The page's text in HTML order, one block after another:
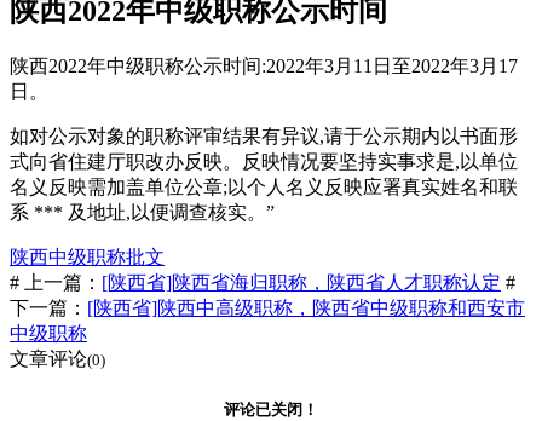
陕西2022年中级职称公示时间
陕西2022年中级职称公示时间:2022年3月11日至2022年3月17
日。
如对公示对象的职称评审结果有异议,请于公示期内以书面形
式向省住建厅职改办反映。反映情况要坚持实事求是,以单位
名义反映需加盖单位公章;以个人名义反映应署真实姓名和联
系 *** 及地址,以便调查核实。”
陕西中级职称批文
# 上一篇： [陕西省]陕西省海归职称，陕西省人才职称认定 #
下一篇： [陕西省]陕西中高级职称，陕西省中级职称和西安市
中级职称
文章评论(0)
评论已关闭！